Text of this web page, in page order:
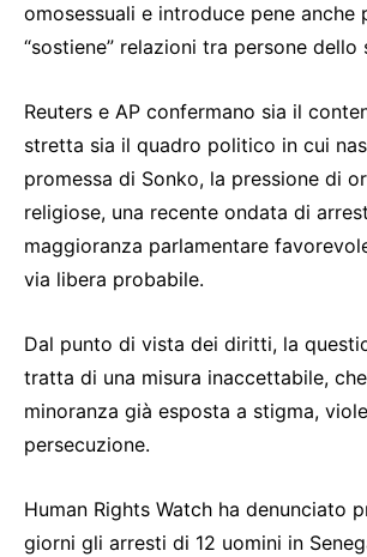
omosessuali e introduce pene anche
“sostiene” relazioni tra persone dello
Reuters e AP confermano sia il
stretta sia il quadro politico in cui
promessa di Sonko, la pressione di
religiose, una recente ondata di
maggioranza parlamentare
via libera probabile.
Dal punto di vista dei diritti, la
tratta di una misura inaccettabile,
minoranza già esposta a stigma,
persecuzione.
Human Rights Watch ha denunciato
giorni gli arresti di 12 uomini in